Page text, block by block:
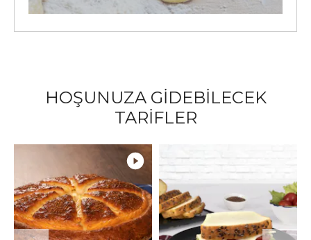
HOŞUNUZA GİDEBİLECEK
TARİFLER